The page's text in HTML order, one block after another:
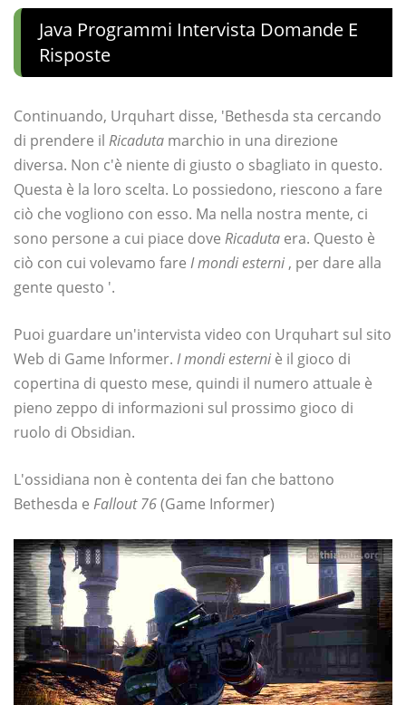
Java Programmi Intervista Domande E
Risposte
Continuando, Urquhart disse, 'Bethesda sta cercando
di prendere il Ricaduta marchio in una direzione
diversa. Non c'è niente di giusto o sbagliato in questo.
Questa è la loro scelta. Lo possiedono, riescono a fare
ciò che vogliono con esso. Ma nella nostra mente, ci
sono persone a cui piace dove Ricaduta era. Questo è
ciò con cui volevamo fare I mondi esterni , per dare alla
gente questo '.
Puoi guardare un'intervista video con Urquhart sul sito
Web di Game Informer. I mondi esterni è il gioco di
copertina di questo mese, quindi il numero attuale è
pieno zeppo di informazioni sul prossimo gioco di
ruolo di Obsidian.
L'ossidiana non è contenta dei fan che battono
Bethesda e Fallout 76(Game Informer)